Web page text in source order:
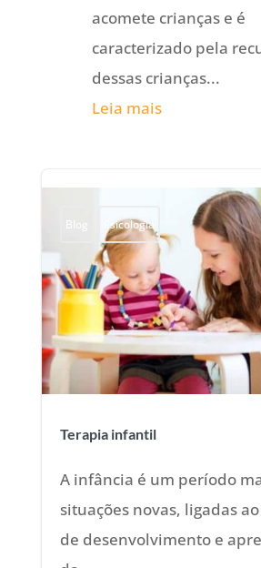
acomete crianças e é
caracterizado pela
dessas crianças...
Leia mais
Blog Psicologia
Terapia infantil
A infância é um período
situações novas, ligadas
de desenvolvimento e